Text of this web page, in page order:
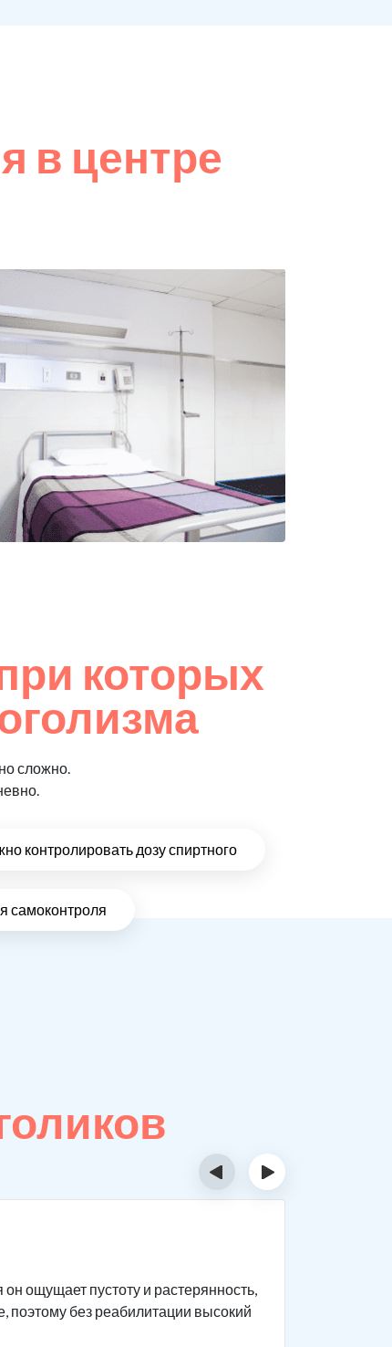
в центре
которых
сложно.
контролировать дозу спиртного
самоконтроля
ощущает пустоту и растерянность,
поэтому без реабилитации высокий
‹ ›